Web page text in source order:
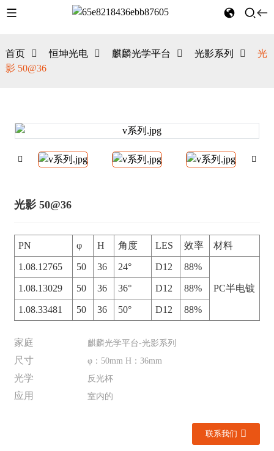
首页 恒坤光电 麒麟光学平台 光影系列
光
影 50@36
光影 50@36
PN φ H 角度 LES 效率 材料
1.08.12765 50 36 24° D12 88%
PC半电镀
1.08.13029 50 36 36° D12 88%
1.08.33481 50 36 50° D12 88%
家庭 麒麟光学平台-光影系列
尺寸 φ：50mm H：36mm
光学 反光杯
应用 室内的
联系我们